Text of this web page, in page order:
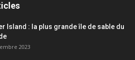
Island : la plus grande île de sable du
2023